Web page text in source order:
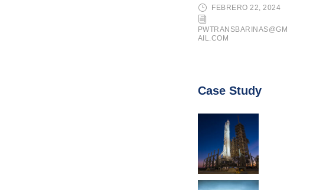
FEBRERO 22, 2024
PWTRANSBARINAS@GM
AIL.COM
Case Study